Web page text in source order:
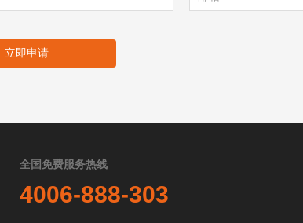
立即申请
全国免费服务热线
4006-888-303